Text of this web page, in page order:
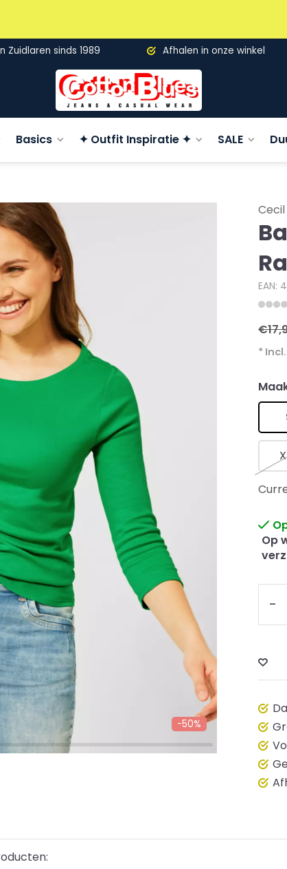
Zuidlaren sinds 1989 Afhalen in onze winkel
Basics ✦ Outfit Inspiratie ✦ SALE
-50%
Cecil
EAN:
*
Op
-